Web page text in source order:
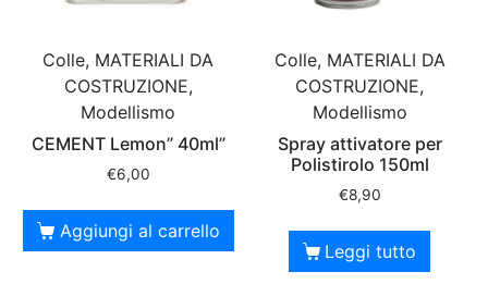
Colle, MATERIALI DA
COSTRUZIONE,
Modellismo
CEMENT Lemon” 40ml”
€6,00
Aggiungi al carrello
Colle, MATERIALI DA
COSTRUZIONE,
Modellismo
Spray attivatore per
Polistirolo 150ml
€8,90
Leggi tutto